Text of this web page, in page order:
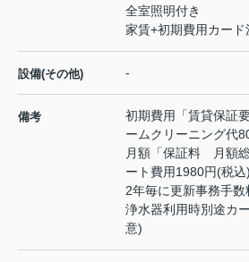
全室照明付き
家賃+初期費用カード
設備(その他) -
備考
初期費用「賃貸保証
ームクリーニング代
月額「保証料 月額
ート費用1980円(税込)
2年毎に更新事務手数
浄水器利用時別途カ
意)